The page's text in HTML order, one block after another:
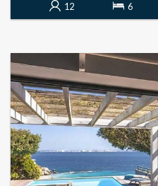
12 6